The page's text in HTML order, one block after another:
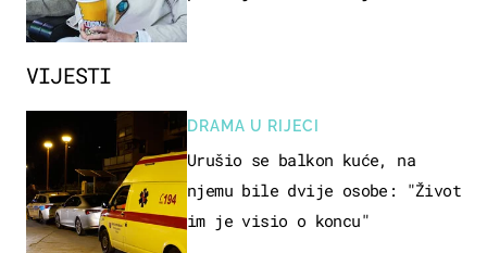
VIJESTI
DRAMA U RIJECI
Urušio se balkon kuće, na
njemu bile dvije osobe: "Život
im je visio o koncu"